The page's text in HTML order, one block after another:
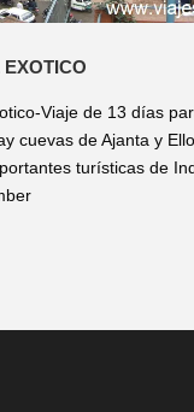
Viaje de 13 días
cuevas de Ajanta y
turísticas de